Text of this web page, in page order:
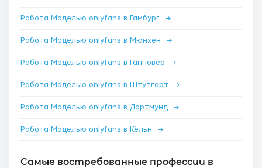
Работа Моделью onlyfans в Гамбург →
Работа Моделью onlyfans в Мюнхен →
Работа Моделью onlyfans в Ганновер →
Работа Моделью onlyfans в Штутгарт →
Работа Моделью onlyfans в Дортмунд →
Работа Моделью onlyfans в Кёльн →
Самые востребованные профессии в